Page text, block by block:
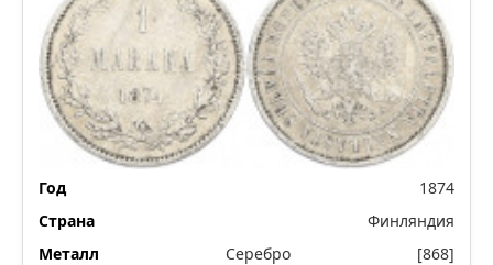
1874
Финляндия
Серебро
[868]